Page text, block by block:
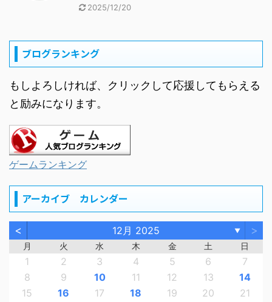
2025/12/20
ブログランキング
もしよろしければ、クリックして応援してもらえる
と励みになります。
ゲームランキング
アーカイブ カレンダー
< 12月 2025 ▼ >
月 火 水 木 金 土 日
1 2 3 4 5 6
7
8
9 10 11 12 13
14
15
16 17 18 19 20
21